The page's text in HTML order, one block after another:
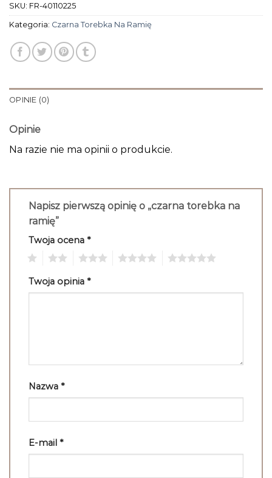
SKU: FR-40110225
Kategoria: Czarna Torebka Na Ramię
OPINIE (0)
Opinie
Na razie nie ma opinii o produkcie.
Napisz pierwszą opinię o „czarna torebka na
ramię”
Twoja ocena *
Twoja opinia *
Nazwa *
E-mail *